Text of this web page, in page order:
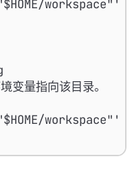
变量指向该目录。